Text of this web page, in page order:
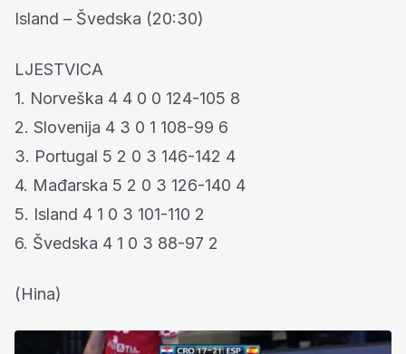
Island – Švedska (20:30)
LJESTVICA
1. Norveška 4 4 0 0 124-105 8
2. Slovenija 4 3 0 1 108-99 6
3. Portugal 5 2 0 3 146-142 4
4. Mađarska 5 2 0 3 126-140 4
5. Island 4 1 0 3 101-110 2
6. Švedska 4 1 0 3 88-97 2
(Hina)